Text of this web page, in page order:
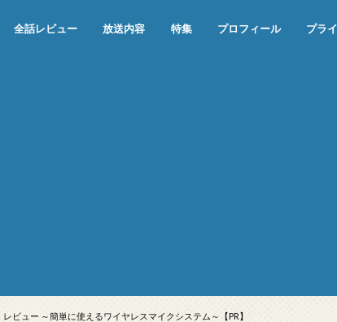
全話レビュー 放送内容 特集 プロフィール プラ
ビュー ～簡単に使えるワイヤレスマイクシステム～【PR】